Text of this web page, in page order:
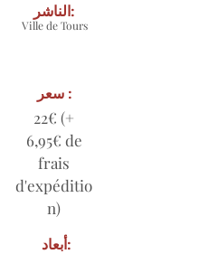
Ville de Tours
الناشر:
سعر :
22€ (+
6,95€ de
frais
d'expéditio
n)
أبعاد: